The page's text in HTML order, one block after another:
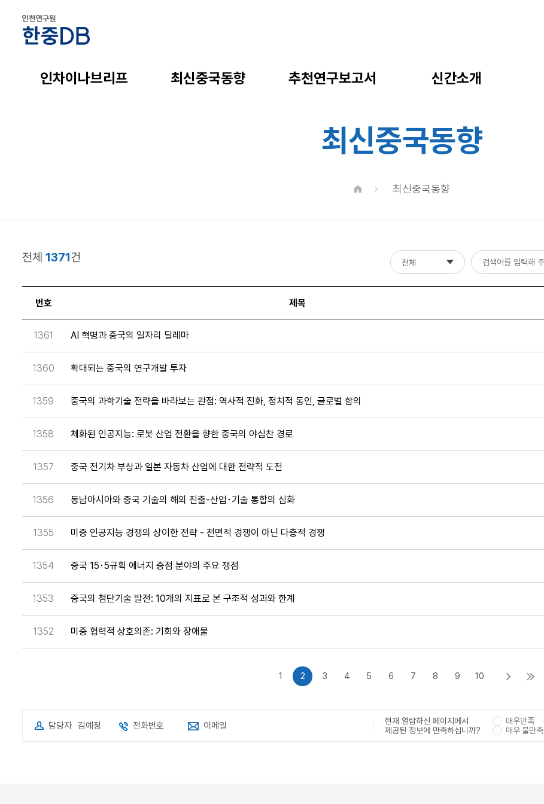
인차이나브리프 최신중국동향 추천연구보고서 신간소개
최신중국동향
최신중국동향
전체 1371건 전체
전체
번호 제목
1361 AI 혁명과 중국의 일자리 딜레마
1360 확대되는 중국의 연구개발 투자
1359 중국의 과학기술 전략을 바라보는 관점: 역사적 진화, 정치적 동인, 글로벌 함의
1358 체화된 인공지능: 로봇 산업 전환을 향한 중국의 야심찬 경로
1357 중국 전기차 부상과 일본 자동차 산업에 대한 전략적 도전
1356 동남아시아와 중국 기술의 해외 진출-산업･기술 통합의 심화
1355 미중 인공지능 경쟁의 상이한 전략 - 전면적 경쟁이 아닌 다층적 경쟁
1354 중국 15･5규획 에너지 중점 분야의 주요 쟁점
1353 중국의 첨단기술 발전: 10개의 지표로 본 구조적 성과와 한계
1352 미중 협력적 상호의존: 기회와 장애물
1 2 3 4 5 6 7 8 9 10
담당자 김예정 전화번호 이메일
현재 열람하신 페이지에서
제공된 정보에 만족하십니까?
매우만족
매우 불만족